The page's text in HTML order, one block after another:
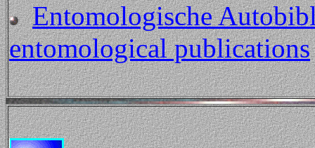
Entomologische
entomological publications